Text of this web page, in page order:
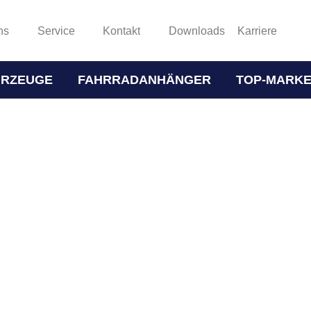
Service Kontakt Downloads Karriere
FAHRRADANHÄNGER TOP-